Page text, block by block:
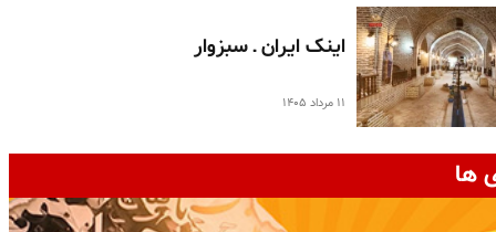
اینک ایران ـ سبزوار
۱۱ مرداد ۱۴۰۵
ها